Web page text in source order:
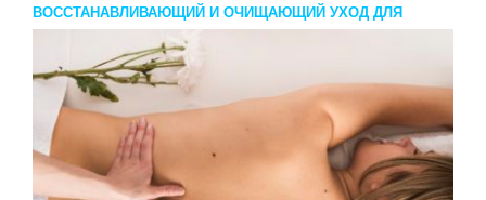
ВОССТАНАВЛИВАЮЩИЙ И ОЧИЩАЮЩИЙ УХОД ДЛЯ
СПИНЫ